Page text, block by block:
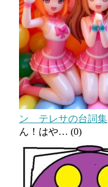
ン テレサの台詞集
ん！はや… (0)